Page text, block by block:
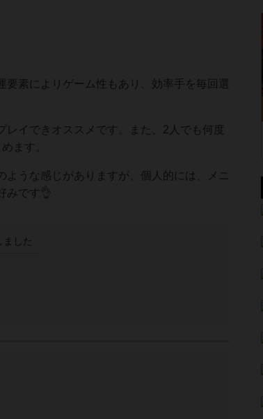
要素によりゲーム性もあり、効率手を毎回選
イできオススメです。また、2人でも何度
ます。
うな感じがありますが、個人的には、メニ
です👌
ました